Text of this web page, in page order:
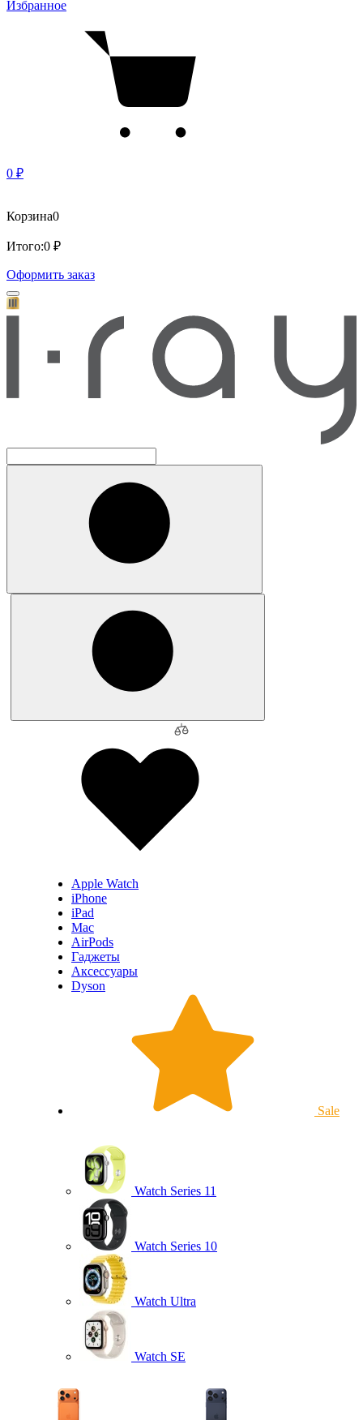
Избранное
0 ₽
Корзина0
Итого:0 ₽
Оформить заказ
Apple Watch
iPhone
iPad
Mac
AirPods
Гаджеты
Аксессуары
Dyson
Sale
Watch Series 11
Watch Series 10
Watch Ultra
Watch SE